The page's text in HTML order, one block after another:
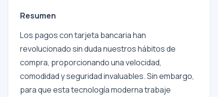
Resumen
Los pagos con tarjeta bancaria han
revolucionado sin duda nuestros hábitos de
compra, proporcionando una velocidad,
comodidad y seguridad invaluables. Sin embargo,
para que esta tecnología moderna trabaje